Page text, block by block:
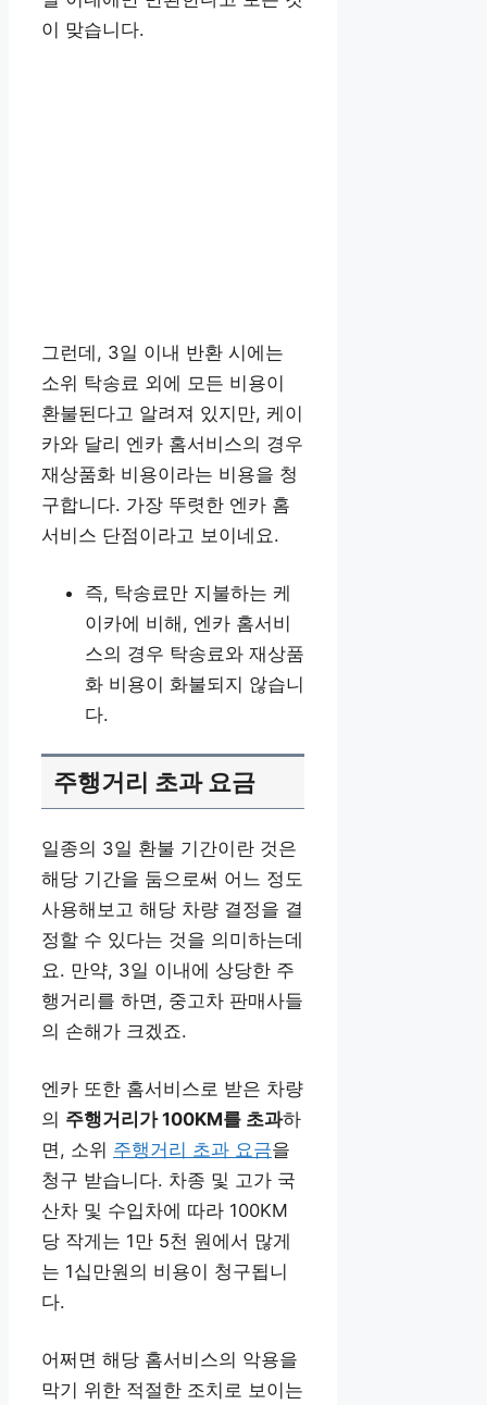
이 맞습니다.
그런데, 3일 이내 반환 시에는
소위 탁송료 외에 모든 비용이
환불된다고 알려져 있지만, 케이
카와 달리 엔카 홈서비스의 경우
재상품화 비용이라는 비용을 청
구합니다. 가장 뚜렷한 엔카 홈
서비스 단점이라고 보이네요.
즉, 탁송료만 지불하는 케
이카에 비해, 엔카 홈서비
스의 경우 탁송료와 재상품
화 비용이 화불되지 않습니
다.
주행거리 초과 요금
일종의 3일 환불 기간이란 것은
해당 기간을 둠으로써 어느 정도
사용해보고 해당 차량 결정을 결
정할 수 있다는 것을 의미하는데
요. 만약, 3일 이내에 상당한 주
행거리를 하면, 중고차 판매사들
의 손해가 크겠죠.
엔카 또한 홈서비스로 받은 차량
의 주행거리가 100KM를 초과하
면, 소위 주행거리 초과 요금을
청구 받습니다. 차종 및 고가 국
산차 및 수입차에 따라 100KM
당 작게는 1만 5천 원에서 많게
는 1십만원의 비용이 청구됩니
다.
어쩌면 해당 홈서비스의 악용을
막기 위한 적절한 조치로 보이는